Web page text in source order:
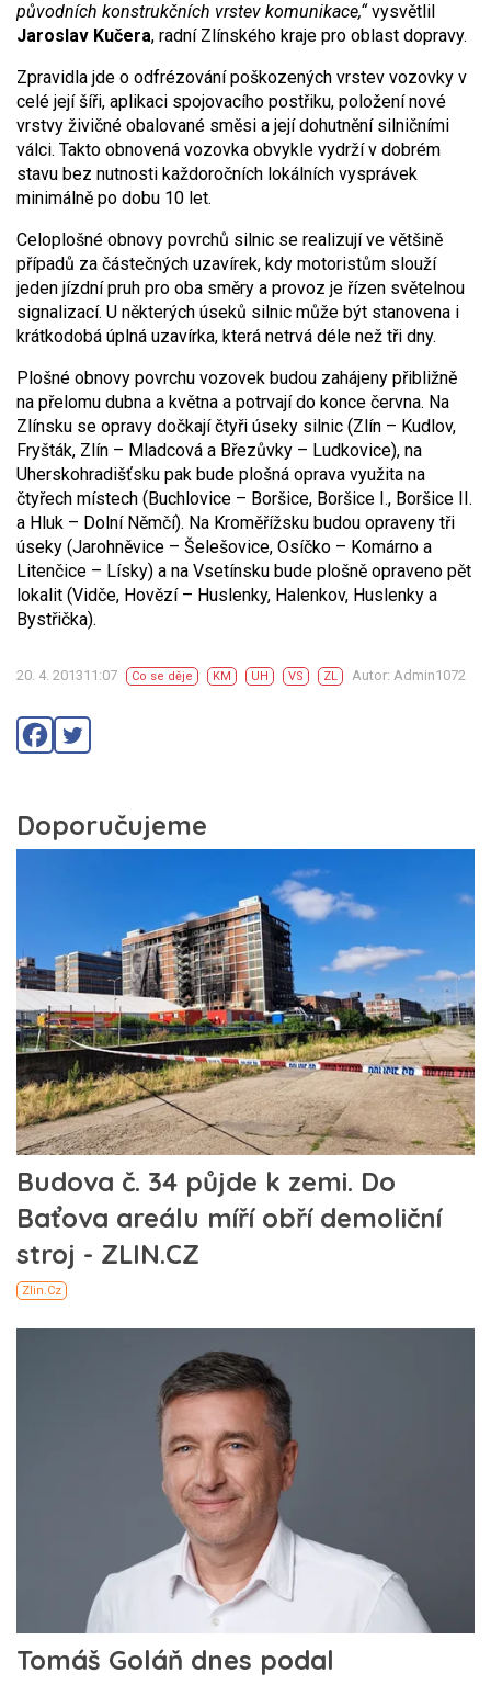
původních konstrukčních vrstev komunikace,“vysvětlil
Jaroslav Kučera, radní Zlínského kraje pro oblast dopravy.
Zpravidla jde o odfrézování poškozených vrstev vozovky v
celé její šíři, aplikaci spojovacího postřiku, položení nové
vrstvy živičné obalované směsi a její dohutnění silničními
válci. Takto obnovená vozovka obvykle vydrží v dobrém
stavu bez nutnosti každoročních lokálních vysprávek
minimálně po dobu 10 let.
Celoplošné obnovy povrchů silnic se realizují ve většině
případů za částečných uzavírek, kdy motoristům slouží
jeden jízdní pruh pro oba směry a provoz je řízen světelnou
signalizací. U některých úseků silnic může být stanovena i
krátkodobá úplná uzavírka, která netrvá déle než tři dny.
Plošné obnovy povrchu vozovek budou zahájeny přibližně
na přelomu dubna a května a potrvají do konce června. Na
Zlínsku se opravy dočkají čtyři úseky silnic (Zlín – Kudlov,
Fryšták, Zlín – Mladcová a Březůvky – Ludkovice), na
Uherskohradišťsku pak bude plošná oprava využita na
čtyřech místech (Buchlovice – Boršice, Boršice I., Boršice II.
a Hluk – Dolní Němčí). Na Kroměřížsku budou opraveny tři
úseky (Jarohněvice – Šelešovice, Osíčko – Komárno a
Litenčice – Lísky) a na Vsetínsku bude plošně opraveno pět
lokalit (Vidče, Hovězí – Huslenky, Halenkov, Huslenky a
Bystřička).
20. 4. 201311:07 Co se děje KM UH VS ZL Autor: Admin1072